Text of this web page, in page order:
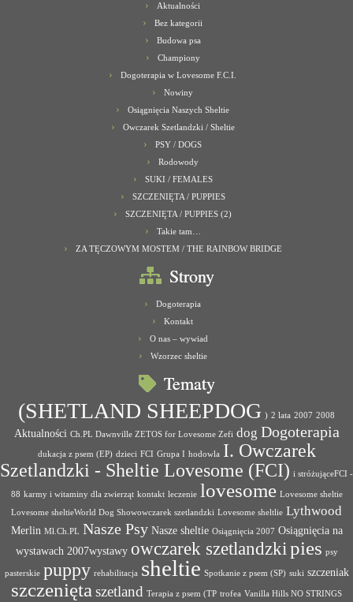
Aktualności
Bez kategorii
Budowa psa
Championy
Dogoterapia w Lovesome F.C.I.
Nowiny
Osiągnięcia Naszych Sheltie
Owczarek Szetlandzki / Sheltie
PSY / DOGS
Rodowody
SUKI / FEMALES
SZCZENIĘTA / PUPPIES
SZCZENIĘTA / PUPPIES (2)
Takie tam…
ZA TĘCZOWYM MOSTEM / THE RAINBOW BRIDGE
Strony
Dogoterapia
Kontakt
O nas – wywiad
Wzorzec sheltie
Tematy
(SHETLAND SHEEPDOG ) 2 lata 2007 2008
Aktualności Ch.PL Dawnville ZETOS for Lovesome Zefi dog Dogoterapia
dukacja z psem (EP) dzieci FCI Grupa I hodowla I. Owczarek
Szetlandzki - Sheltie Lovesome (FCI) i stróżująceFCI -
88 karmy i witaminy dla zwierząt kontakt leczenie lovesome Lovesome sheltie
Lovesome sheltieWorld Dog Showowczarek szetlandzki Lovesome sheltlie Lythwood
Merlin Mł.Ch.PL Nasze Psy Nasze sheltie Osiągnięcia 2007 Osiągnięcia na
wystawach 2007wystawy owczarek szetlandzkipies psy
pasterskie puppy rehabilitacja sheltie Spotkanie z psem (SP) suki szczeniak
szczenięta szetland Terapia z psem (TP trofea Vanilla Hills NO STRINGS